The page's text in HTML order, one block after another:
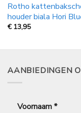
Rotho
houder biala Hori
€ 13,95
AANBIEDINGEN
Voornaam*